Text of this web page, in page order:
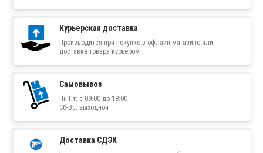
Курьерская доставка
Производится при покупке в офлайн-магазине или
доставке товара курьером
Самовывоз
Пн-Пт: с 09:00 до 18:00
Сб-Вс: выходной
Доставка СДЭК